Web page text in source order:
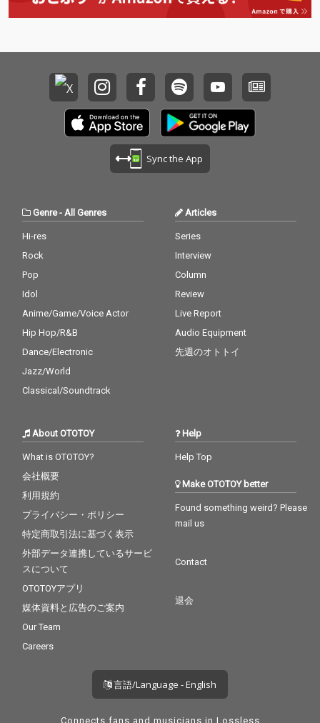
Sync the App
Genre-All Genres
Hi-res
Rock
Pop
Idol
Anime/Game/Voice Actor
Hip Hop/R&B
Dance/Electronic
Jazz/World
Classical/Soundtrack
Articles
Series
Interview
Column
Review
Live Report
Audio Equipment
先週のオトトイ
About OTOTOY
What is OTOTOY?
会社概要
利用規約
プライバシー・ポリシー
特定商取引法に基づく表示
外部データ連携しているサービ
スについて
OTOTOYアプリ
媒体資料と広告のご案内
Our Team
Careers
Help
Help Top
Make OTOTOY better
Found something weird? Please
mail us
Contact
退会
言語/Language - English
Connects fans and musicians in Lossless